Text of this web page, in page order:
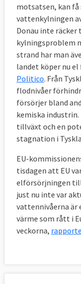
motsatsen, kan få
vattenkylningen
Donau inte räcker
kylningsproblem
strand har man
landet köper nu el
Politico. Från
flodnivåer
försörjer bland
kemiska
tillväxt och en
stagnation i
EU-
tisdagen att EU
elförsörjningen
just nu inte var
vattennivåerna är
värme som rått i
veckorna,